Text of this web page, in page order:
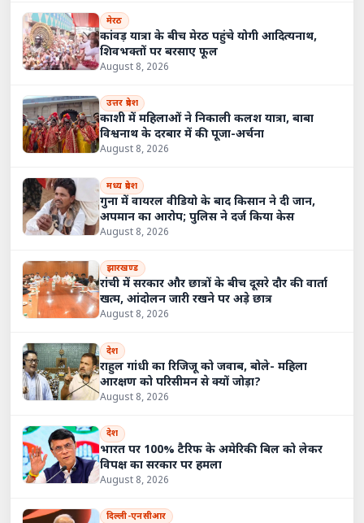
मेरठ
कांवड़ यात्रा के बीच मेरठ पहुंचे योगी आदित्यनाथ,
शिवभक्तों पर बरसाए फूल
August 8, 2026
उत्तर प्रदेश
काशी में महिलाओं ने निकाली कलश यात्रा, बाबा
विश्वनाथ के दरबार में की पूजा-अर्चना
August 8, 2026
मध्य प्रदेश
गुना में वायरल वीडियो के बाद किसान ने दी जान,
अपमान का आरोप; पुलिस ने दर्ज किया केस
August 8, 2026
झारखण्ड
रांची में सरकार और छात्रों के बीच दूसरे दौर की वार्ता
खत्म, आंदोलन जारी रखने पर अड़े छात्र
August 8, 2026
देश
राहुल गांधी का रिजिजू को जवाब, बोले- महिला
आरक्षण को परिसीमन से क्यों जोड़ा?
August 8, 2026
देश
भारत पर 100% टैरिफ के अमेरिकी बिल को लेकर
विपक्ष का सरकार पर हमला
August 8, 2026
दिल्ली-एनसीआर